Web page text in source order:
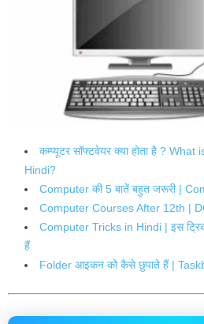
कम्प्यूटर सॉफ्टवेयर क्या होता है ?
Hindi?
Computer की 5 बातें बहुत जरूरी |
Computer Courses After 12th |
Computer Tricks in Hindi | इस
हैं
Folder आइकन को कैसे छुपाते हैं |